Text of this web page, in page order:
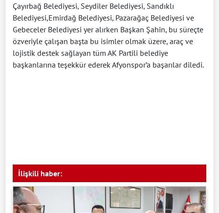
Çayırbağ Belediyesi, Seydiler Belediyesi, Sandıklı
Belediyesi,Emirdağ Belediyesi, Pazarağaç Belediyesi ve
Gebeceler Belediyesi yer alırken Başkan Şahin, bu süreçte
özveriyle çalışan başta bu isimler olmak üzere, araç ve
lojistik destek sağlayan tüm AK Partili belediye
başkanlarına teşekkür ederek Afyonspor’a başarılar diledi.
İlişkili haber: